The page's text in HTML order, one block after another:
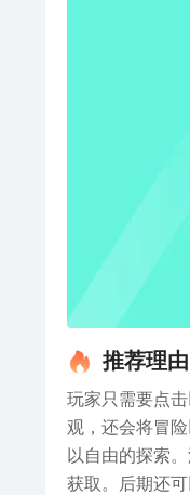
推荐理由
玩家只需要点
观，还会将冒
以自由的探索
获取。后期还